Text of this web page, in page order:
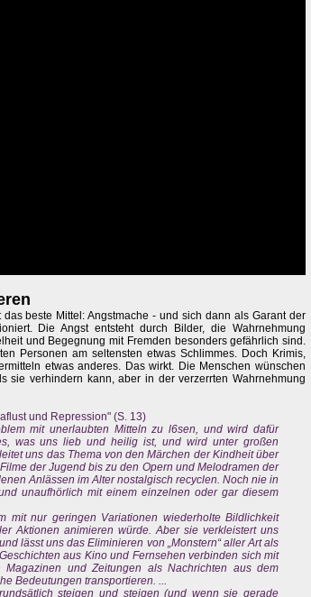
beste Mittel: Angstmache - und sich dann als Garant der
Die Angst entsteht durch Bilder, die Wahrnehmung
und Begegnung mit Fremden besonders gefährlich sind.
Personen am seltensten etwas Schlimmes. Doch Krimis,
etwas anderes. Das wirkt. Die Menschen wünschen
sie verhindern kann, aber in der verzerrten Wahrnehmung
und Repression" (S. 13)
mit unerlaubten Mitteln zu l6sen, und wird dafür
was uns lieb und heilig ist, und wird unter großen
uns das Thema von den Märchen der Kindheit über
der Jugend bis zu den Opern und Melodramen der
Anlässen im Alter nostalgisch recyclen. Noch nie in
unaufhörlich mit einem einzelnen oder gar diesem
mit nur geringen Variationen wiederholte Bildlichkeit
Aktionen animieren würde. Aber sie verkleistert uns
lässt uns das Eliminieren von „Monstern“ aller Art als
aus Kino und Fernsehen verbinden sich mit
und Zeitungen als Nachrichten aus dem
Bedeutungen transportieren. ...
steigen und steigen (und wenn sie gerade